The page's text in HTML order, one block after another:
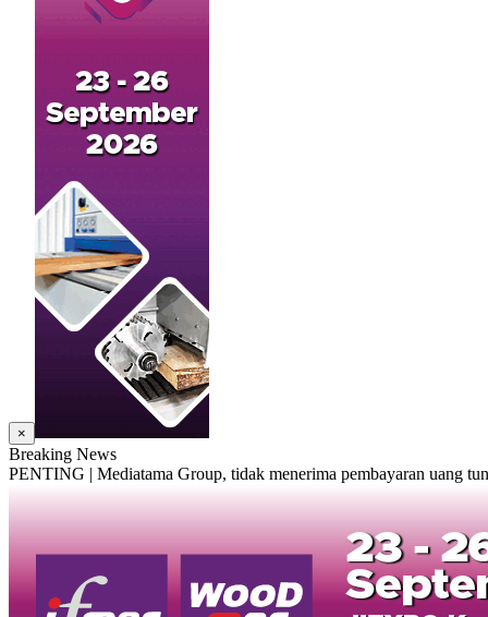
×
Breaking News
PENTING | Mediatama Group, tidak menerima pembayaran uang